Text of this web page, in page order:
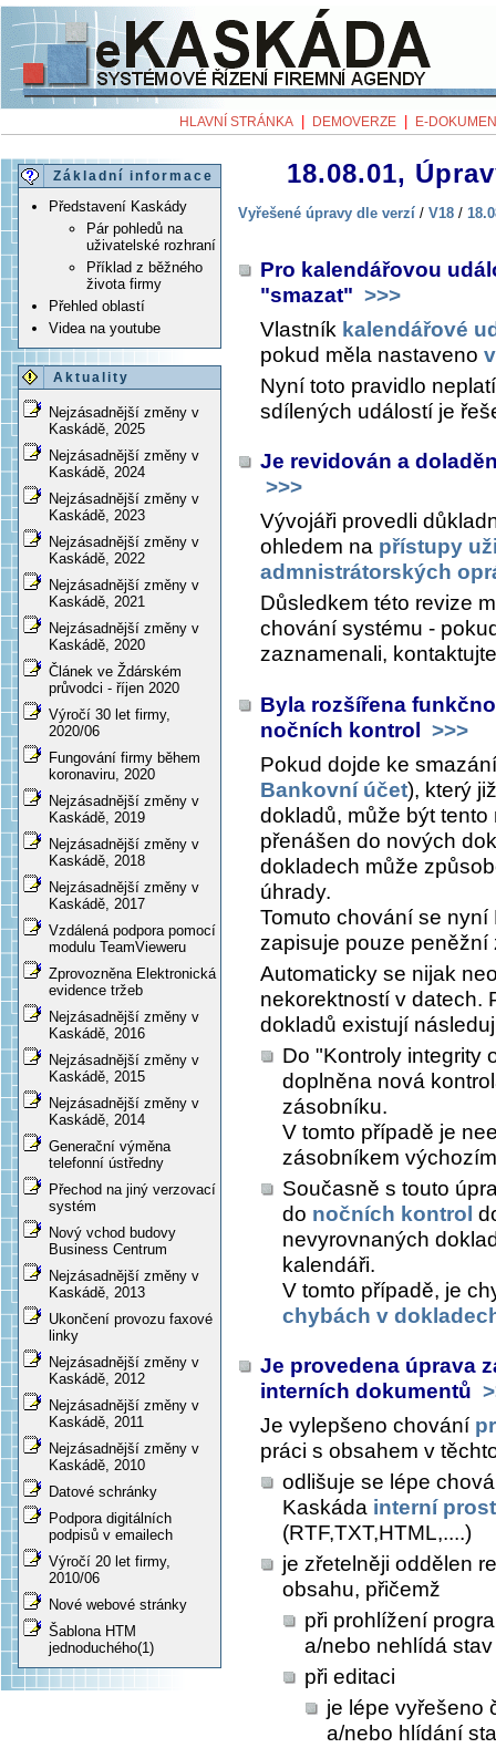
HLAVNÍ STRÁNKA DEMOVERZE E-
Základní informace
Představení Kaskády
Pár pohledů na
uživatelské rozhraní
Příklad z běžného
života firmy
Přehled oblastí
Videa na youtube
Aktuality
Nejzásadnější změny v
Kaskádě, 2025
Nejzásadnější změny v
Kaskádě, 2024
Nejzásadnější změny v
Kaskádě, 2023
Nejzásadnější změny v
Kaskádě, 2022
Nejzásadnější změny v
Kaskádě, 2021
Nejzásadnější změny v
Kaskádě, 2020
Článek ve Ždárském
průvodci - říjen 2020
Výročí 30 let firmy,
2020/06
Fungování firmy během
koronaviru, 2020
Nejzásadnější změny v
Kaskádě, 2019
Nejzásadnější změny v
Kaskádě, 2018
Nejzásadnější změny v
Kaskádě, 2017
Vzdálená podpora pomocí
modulu TeamVieweru
Zprovozněna Elektronická
evidence tržeb
Nejzásadnější změny v
Kaskádě, 2016
Nejzásadnější změny v
Kaskádě, 2015
Nejzásadnější změny v
Kaskádě, 2014
Generační výměna
telefonní ústředny
Přechod na jiný verzovací
systém
Nový vchod budovy
Business Centrum
Nejzásadnější změny v
Kaskádě, 2013
Ukončení provozu faxové
linky
Nejzásadnější změny v
Kaskádě, 2012
Nejzásadnější změny v
Kaskádě, 2011
Nejzásadnější změny v
Kaskádě, 2010
Datové schránky
Podpora digitálních
podpisů v emailech
Výročí 20 let firmy,
2010/06
Nové webové stránky
Šablona HTM
jednoduchého(1)
18.08.01,
Vyřešené úpravy dle verzí / V18 /
Pro kalendářovou
"smazat" >>>
Vlastník kalendářové
pokud měla nastaveno
Nyní toto pravidlo
sdílených událostí je
Je revidován a
>>>
Vývojáři provedli
ohledem na přístupy
admnistrátorských
Důsledkem této revize
chování systému -
zaznamenali,
Byla rozšířena
nočních kontrol >>>
Pokud dojde ke
Bankovní účet), který
dokladů, může být
přenášen do nových
dokladech může
úhrady.
Tomuto chování se
zapisuje pouze
Automaticky se nijak
nekorektností v datech.
dokladů existují
Do "Kontroly integrity
doplněna nová
zásobníku.
V tomto případě je
zásobníkem
Současně s touto
do nočních kontrol
nevyrovnaných
kalendáři.
V tomto případě, je
chybách v
Je provedena úprava
interních dokumentů
Je vylepšeno chování
práci s obsahem v
odlišuje se lépe
Kaskáda interní
(RTF,TXT,HTML,....)
je zřetelněji oddělen
obsahu, přičemž
při prohlížení
a/nebo nehlídá
při editaci
je lépe vyřešeno
a/nebo hlídání